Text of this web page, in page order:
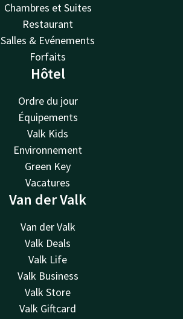
Chambres et Suites
Restaurant
Salles & Evénements
Forfaits
Hôtel
Ordre du jour
Équipements
Valk Kids
Environnement
Green Key
Vacatures
Van der Valk
Van der Valk
Valk Deals
Valk Life
Valk Business
Valk Store
Valk Giftcard